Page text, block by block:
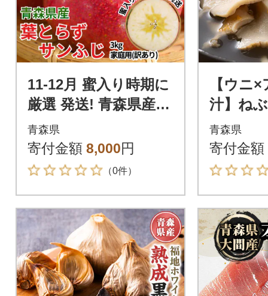
11-12月 蜜入り時期に
厳選 発送! 青森県産
りんご 訳あり 葉とら
ずサンふじ 家庭用 約
3kg
青森県
寄付金額 8,000円
（0件）
【ウニ
汁】ね
ご煮
青森県
寄付金額